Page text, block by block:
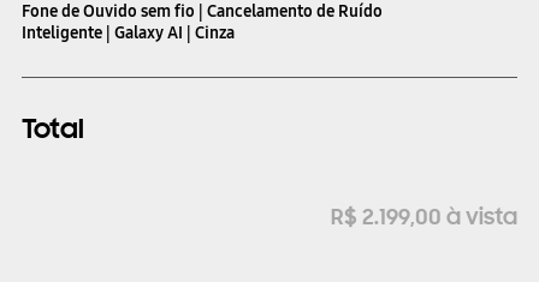
Fone de Ouvido sem fio | Cancelamento de Ruído
Inteligente | Galaxy AI | Cinza
Total
R$ 2.199,00 à vista